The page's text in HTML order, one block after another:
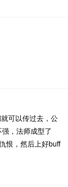
可以传过去，公
，法师成型了
恨，然后上好buff